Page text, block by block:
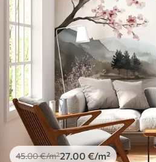
45.00€/m²27 .00 €/m²